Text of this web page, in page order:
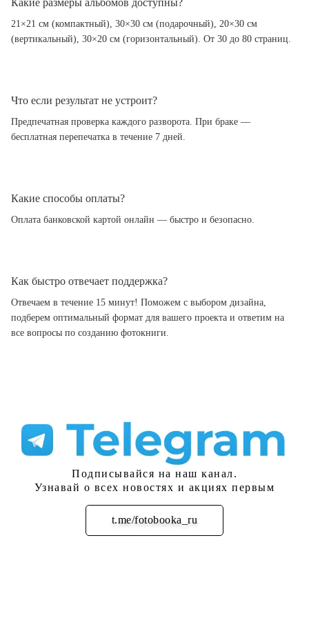
21×21 см (компактный), 30×30 см (подарочный), 20×30 см
(вертикальный), 30×20 см (горизонтальный). От 30 до 80 страниц.
Что если результат не устроит?
Предпечатная проверка каждого разворота. При браке —
бесплатная перепечатка в течение 7 дней.
Какие способы оплаты?
Оплата банковской картой онлайн — быстро и безопасно.
Как быстро отвечает поддержка?
Отвечаем в течение 15 минут! Поможем с выбором дизайна,
подберем оптимальный формат для вашего проекта и ответим на
все вопросы по созданию фотокниги.
Подписывайся на наш канал.
Узнавай о всех новостях и акциях первым
t.me/fotobooka_ru
Подписаться